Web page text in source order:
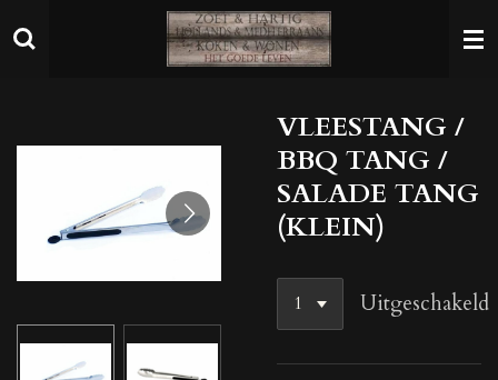
direct
VLEESTANG /
BBQ TANG /
SALADE TANG
(KLEIN)
Uitgeschakeld